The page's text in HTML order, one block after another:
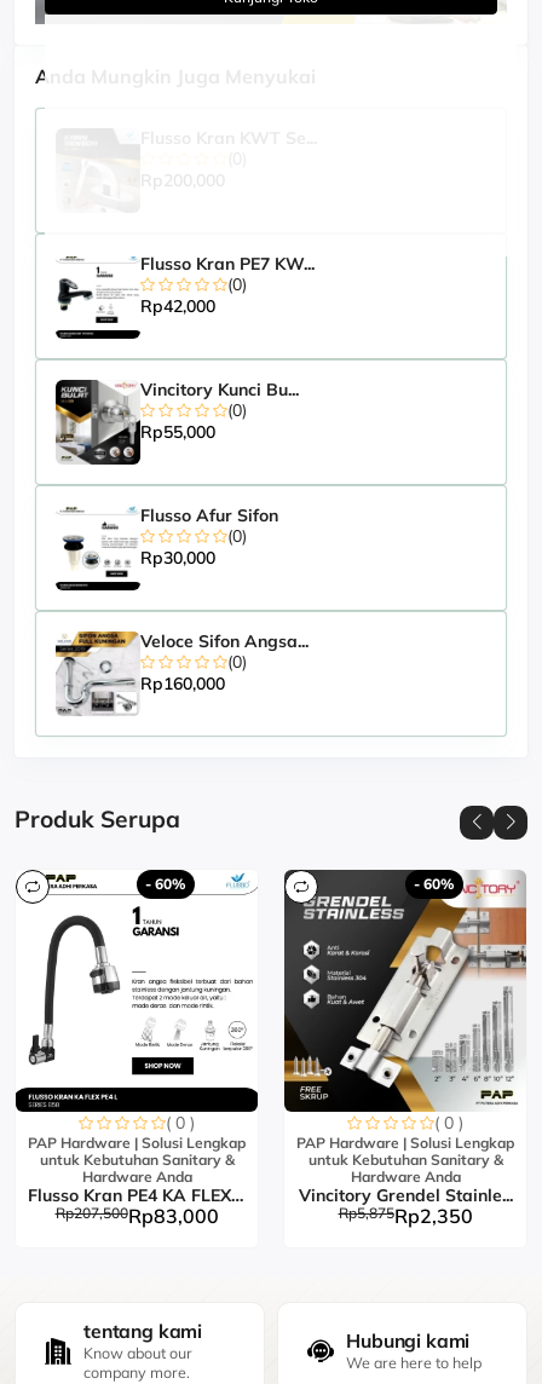
Anda Mungkin Juga Menyukai
Rp200,000
Flusso Kran PE7 KW...
(0)
Rp42,000
Vincitory Kunci Bu...
(0)
Rp55,000
Flusso Afur Sifon
(0)
Rp30,000
Veloce Sifon Angsa...
(0)
Rp160,000
Produk Serupa
- 60%
( 0 )
PAP Hardware | Solusi Lengkap
untuk Kebutuhan Sanitary &
Hardware Anda
Flusso Kran PE4 KA FLEX L...
Rp207,500Rp83,000
- 60%
( 0 )
PAP Hardware | Solusi Lengkap
untuk Kebutuhan Sanitary &
Hardware Anda
Vincitory Grendel Stainle...
Rp5,875Rp2,350
tentang kami
Know about our
company more.
Hubungi kami
We are here to help